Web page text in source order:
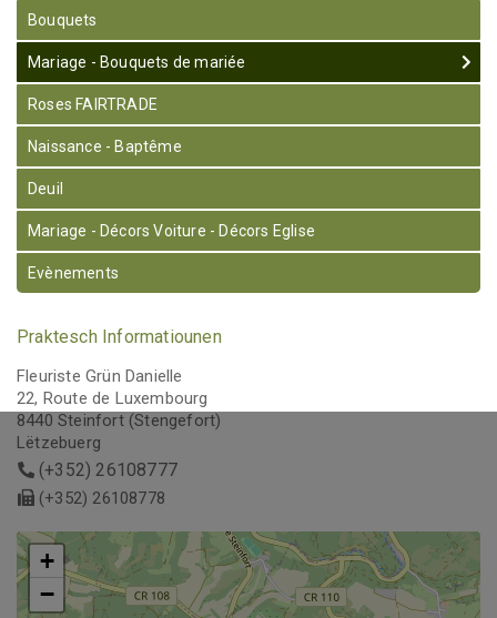
Bouquets
Mariage - Bouquets de mariée
Roses FAIRTRADE
Naissance - Baptême
Deuil
Mariage - Décors Voiture - Décors Eglise
Evènements
Praktesch Informatiounen
Fleuriste Grün Danielle
22, Route de Luxembourg
8440 Steinfort (Stengefort)
Lëtzebuerg
(+352) 26108777
(+352) 26108778
+
−
+
−